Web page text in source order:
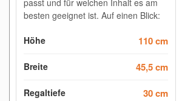
passt und für welchen Inhalt es am
besten geeignet ist. Auf einen Blick:
Höhe 110 cm
Breite 45,5 cm
Regaltiefe 30 cm